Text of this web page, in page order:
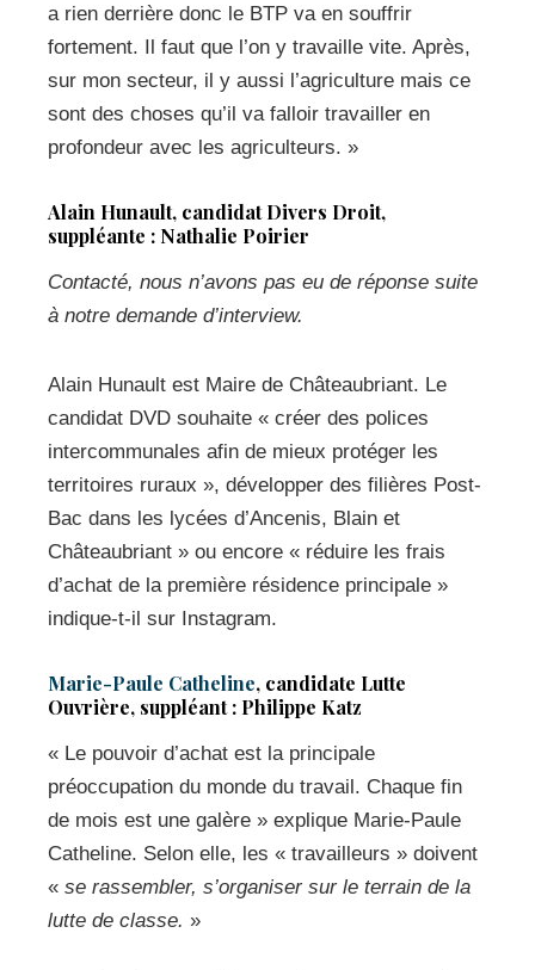
a rien derrière donc le BTP va en souffrir
fortement. Il faut que l’on y travaille vite. Après,
sur mon secteur, il y aussi l’agriculture mais ce
sont des choses qu’il va falloir travailler en
profondeur avec les agriculteurs. »
Alain Hunault, candidat Divers Droit,
suppléante : Nathalie Poirier
Contacté, nous n’avons pas eu de réponse suite
à notre demande d’interview.
Alain Hunault est Maire de Châteaubriant. Le
candidat DVD souhaite « créer des polices
intercommunales afin de mieux protéger les
territoires ruraux », développer des filières Post-
Bac dans les lycées d’Ancenis, Blain et
Châteaubriant » ou encore « réduire les frais
d’achat de la première résidence principale »
indique-t-il sur Instagram.
Marie-Paule Catheline, candidate Lutte
Ouvrière, suppléant : Philippe Katz
« Le pouvoir d’achat est la principale
préoccupation du monde du travail. Chaque fin
de mois est une galère » explique Marie-Paule
Catheline. Selon elle, les « travailleurs » doivent
« se rassembler, s’organiser sur le terrain de la
lutte de classe. »